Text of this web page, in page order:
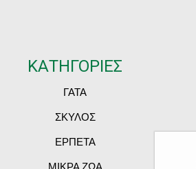
ΚΑΤΗΓΟΡΙΕΣ
ΓΑΤΑ
ΣΚΥΛΟΣ
ΕΡΠΕΤΑ
ΜΙΚΡΑ ΖΩΑ